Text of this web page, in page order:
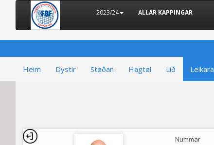
2023/24 ALLAR KAPPINGAR
Heim Dystir Støðan Hagtøl Lið Leikara
Nummar